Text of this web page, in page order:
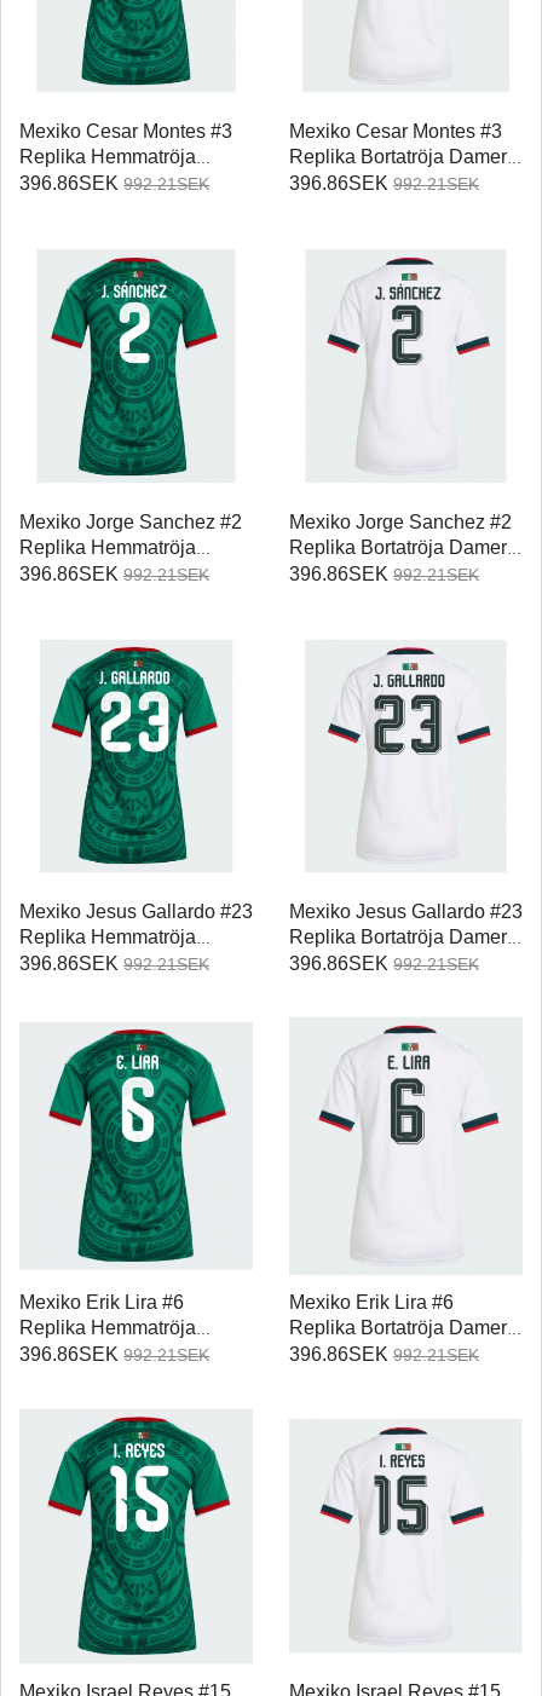
Mexiko Cesar Montes #3
Replika Hemmatröja
Damer VM 2026
396.86SEK 992.21SEK
Mexiko Cesar Montes #3
Replika Bortatröja Damer
VM 2026 Kortärmad
396.86SEK 992.21SEK
Mexiko Jorge Sanchez #2
Replika Hemmatröja
Damer VM 2026
396.86SEK 992.21SEK
Mexiko Jorge Sanchez #2
Replika Bortatröja Damer
VM 2026 Kortärmad
396.86SEK 992.21SEK
Mexiko Jesus Gallardo #23
Replika Hemmatröja
Damer VM 2026
396.86SEK 992.21SEK
Mexiko Jesus Gallardo #23
Replika Bortatröja Damer
VM 2026 Kortärmad
396.86SEK 992.21SEK
Mexiko Erik Lira #6
Replika Hemmatröja
Damer VM 2026
396.86SEK 992.21SEK
Mexiko Erik Lira #6
Replika Bortatröja Damer
VM 2026 Kortärmad
396.86SEK 992.21SEK